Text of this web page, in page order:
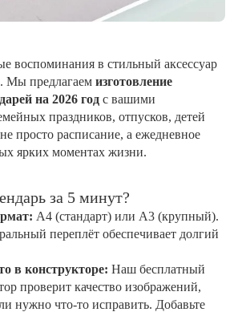
воспоминания в стильный аксессуар
Мы предлагаем изготовление
на 2026 год с вашими
праздников, отпусков, детей
просто расписание, а ежедневное
ярких моментах жизни.
за 5 минут?
А4 (стандарт) или А3 (крупный).
переплёт обеспечивает долгий
в конструкторе: Наш бесплатный
проверит качество изображений,
нужно что-то исправить. Добавьте